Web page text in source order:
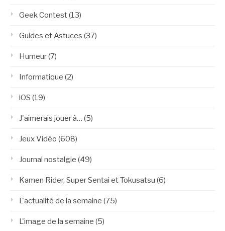
Geek Contest(13)
Guides et Astuces (37)
Humeur(7)
Informatique (2)
iOS (19)
J'aimerais jouer à… (5)
Jeux Vidéo (608)
Journal nostalgie (49)
Kamen Rider, Super Sentai et Tokusatsu (6)
L'actualité de la semaine (75)
L'image de la semaine (5)